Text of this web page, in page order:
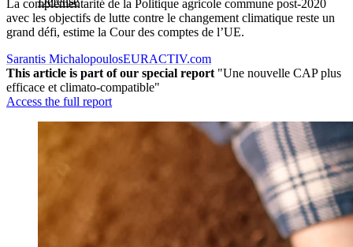
La complémentarité de la Politique agricole commune post-2020
avec les objectifs de lutte contre le changement climatique reste un
grand défi, estime la Cour des comptes de l’UE.
Sarantis MichalopoulosEURACTIV.com
This article is part of our special report "Une nouvelle CAP plus
efficace et climato-compatible"
Access the full report